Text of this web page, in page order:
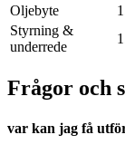
Oljebyte
Styrning &
underrede
Frågor och
var kan jag få